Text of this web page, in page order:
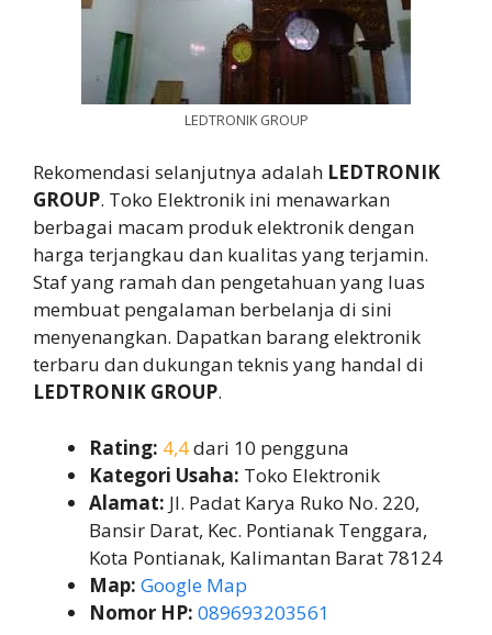
LEDTRONIK GROUP
Rekomendasi selanjutnya adalah LEDTRONIK
GROUP. Toko Elektronik ini menawarkan
berbagai macam produk elektronik dengan
harga terjangkau dan kualitas yang terjamin.
Staf yang ramah dan pengetahuan yang luas
membuat pengalaman berbelanja di sini
menyenangkan. Dapatkan barang elektronik
terbaru dan dukungan teknis yang handal di
LEDTRONIK GROUP.
Rating: 4,4dari 10 pengguna
Kategori Usaha: Toko Elektronik
Alamat: Jl. Padat Karya Ruko No. 220,
Bansir Darat, Kec. Pontianak Tenggara,
Kota Pontianak, Kalimantan Barat 78124
Map: Google Map
Nomor HP: 089693203561